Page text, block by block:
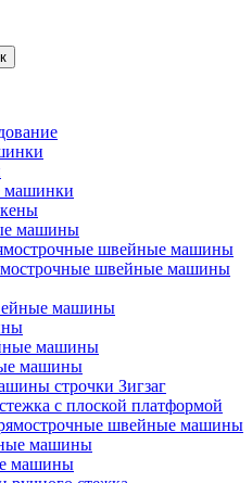
машинки
машины
швейные машины
швейные машины
машины
машины
машины
строчки Зигзаг
с плоской платформой
швейные машины
машины
машины